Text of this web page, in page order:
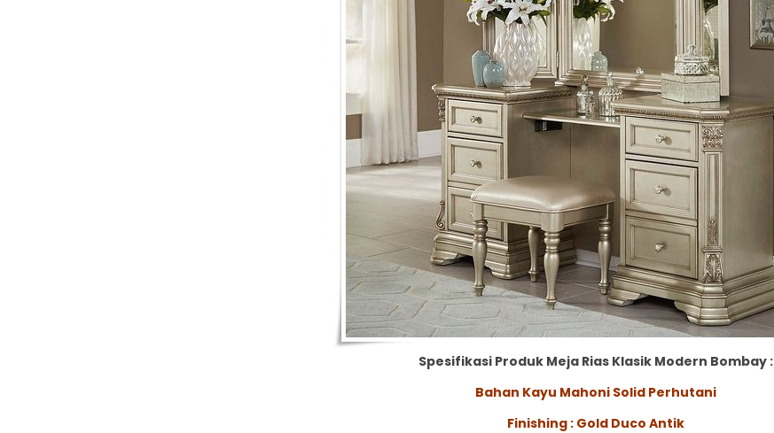
Spesifikasi Produk Meja Rias Klasik Modern Bombay :
Bahan Kayu Mahoni Solid Perhutani
Finishing : Gold Duco Antik